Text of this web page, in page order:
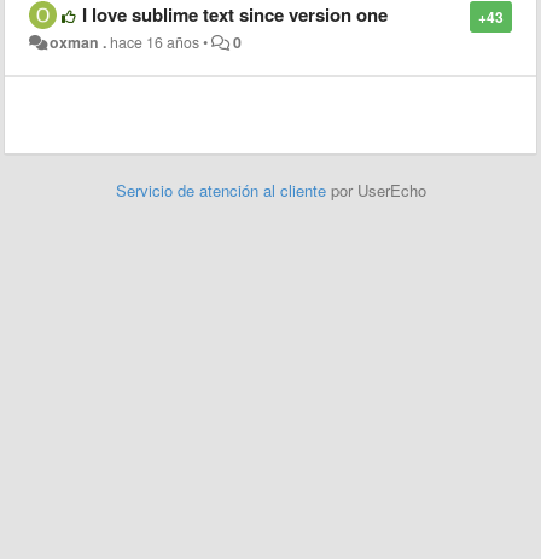
+43
I love sublime text since version one
oxman . hace 16 años• 0
Servicio de atención al cliente por UserEcho